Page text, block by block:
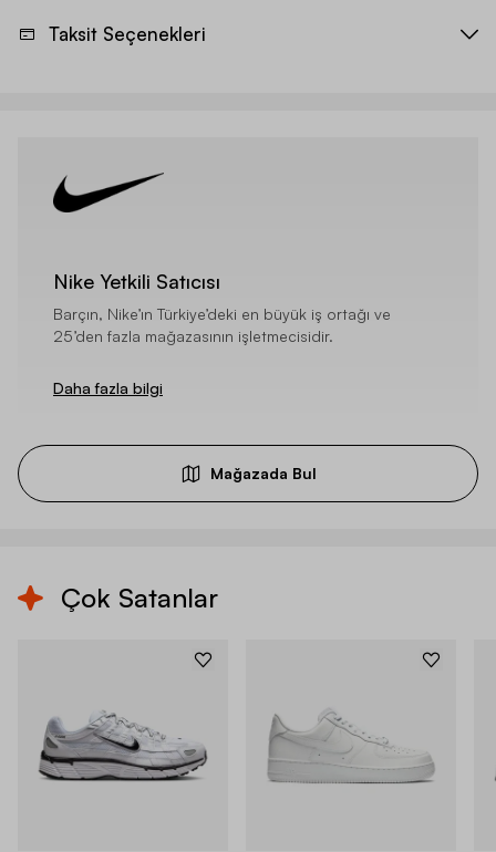
Taksit Seçenekleri
Nike Yetkili Satıcısı
Barçın, Nike’ın Türkiye’deki en büyük iş ortağı ve
25’den fazla mağazasının işletmecisidir.
Daha fazla bilgi
Mağazada Bul
Çok Satanlar